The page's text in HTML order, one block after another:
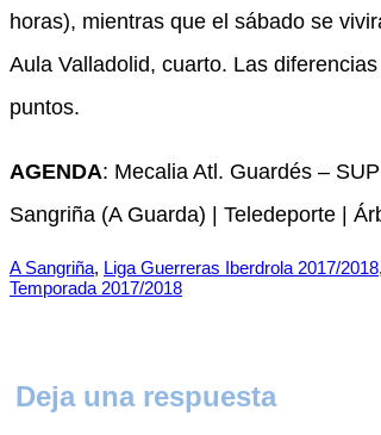
horas), mientras que el sábado se
Aula Valladolid, cuarto. Las
puntos.
AGENDA: Mecalia Atl. Guardés –
Sangriña (A Guarda) | Teledeporte |
A Sangriña, Liga Guerreras Iberdrola 2017/2018,
Temporada 2017/2018
Deja una respuesta